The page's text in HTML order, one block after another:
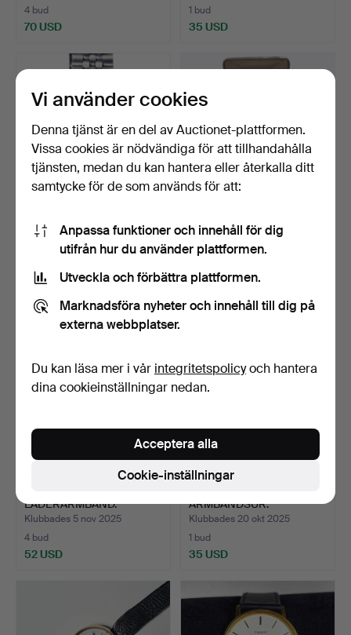
4 bud
70 USD
1 bud
35 USD
LONGINES ULTRA-
CHRON ARMBANDSUR.
Klubbades 20 nov 2025
36 bud
PERTEGAZ 3 MIKRON
GULDPLÄTERAD KLOCKA.
MED…
Klubbades 16 nov 2025
3 bud
LÄDERARMBAND.
SCHWE…
Klubbades 5 nov 2025
4 bud
52 USD
ARMBANDSUR.
Klubbades 20 okt 2025
1 bud
35 USD
Vi använder cookies
Denna tjänst är en del av Auctionet-plattformen.
Vissa cookies är nödvändiga för att tillhandahålla
tjänsten, medan du kan hantera eller återkalla ditt
samtycke för de som används för att:
Anpassa funktioner och innehåll för dig
utifrån hur du använder plattformen.
Utveckla och förbättra plattformen.
Marknadsföra nyheter och innehåll till dig på
externa webbplatser.
Du kan läsa mer i vår integritetspolicyoch hantera
dina cookieinställningar nedan.
Cookie-inställningar
Acceptera alla